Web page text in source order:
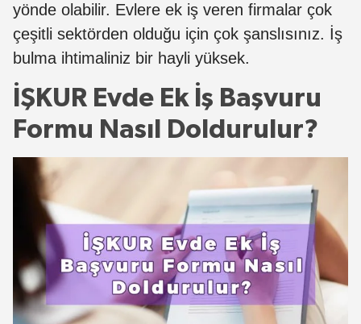
yönde olabilir. Evlere ek iş veren firmalar çok
çeşitli sektörden olduğu için çok şanslısınız. İş
bulma ihtimaliniz bir hayli yüksek.
İŞKUR Evde Ek İş Başvuru
Formu Nasıl Doldurulur?